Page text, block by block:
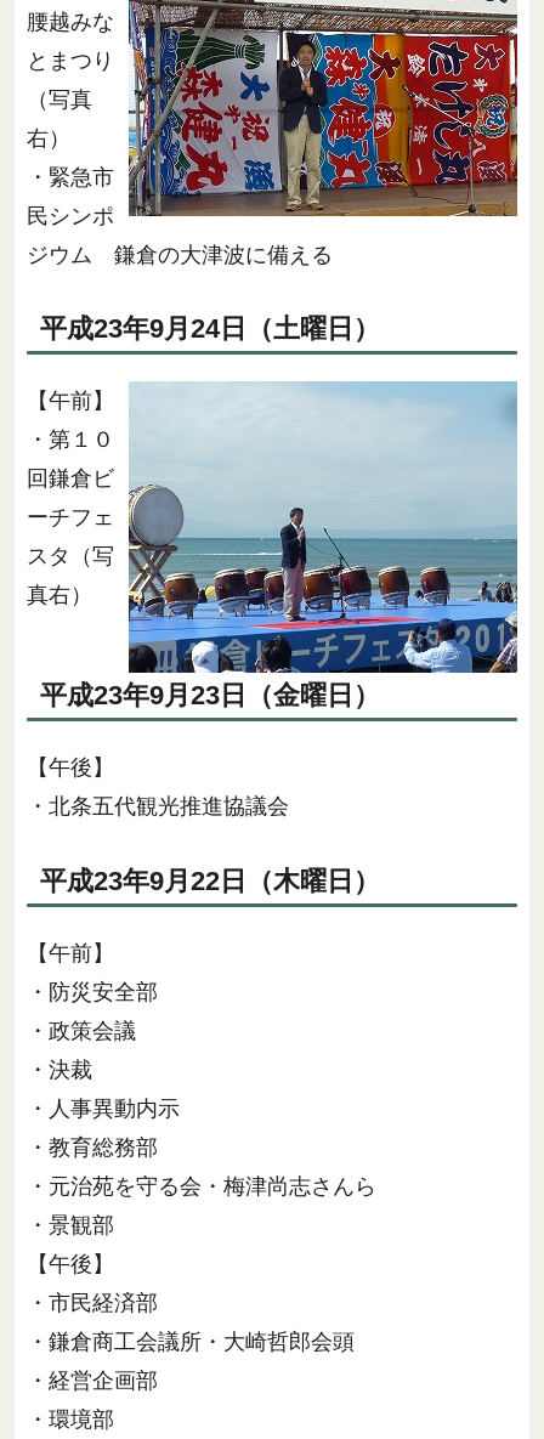
腰越みな
とまつり
（写真
右）
・緊急市
民シンポ
ジウム 鎌倉の大津波に備える
平成23年9月24日（土曜日）
【午前】
・第１０
回鎌倉ビ
ーチフェ
スタ（写
真右）
平成23年9月23日（金曜日）
【午後】
・北条五代観光推進協議会
平成23年9月22日（木曜日）
【午前】
・防災安全部
・政策会議
・決裁
・人事異動内示
・教育総務部
・元治苑を守る会・梅津尚志さんら
・景観部
【午後】
・市民経済部
・鎌倉商工会議所・大崎哲郎会頭
・経営企画部
・環境部